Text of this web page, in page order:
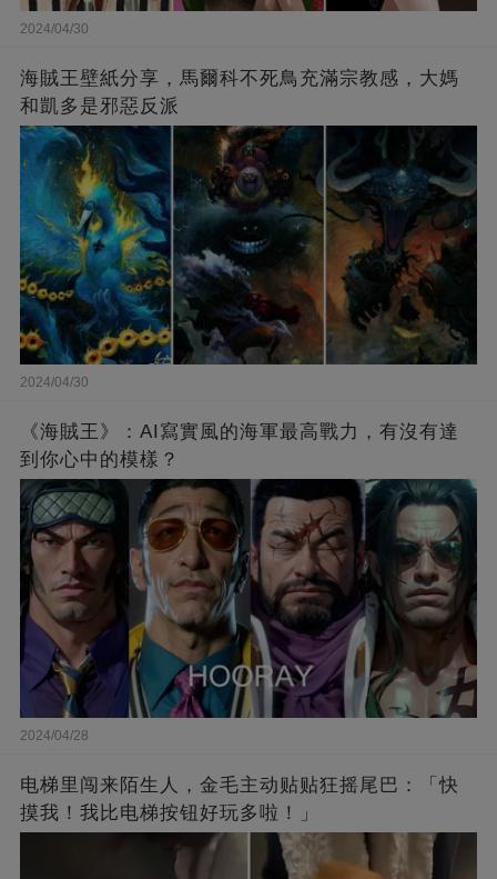
2024/04/30
海賊王壁紙分享，馬爾科不死鳥充滿宗教感，大媽
和凱多是邪惡反派
2024/04/30
《海賊王》：AI寫實風的海軍最高戰力，有沒有達
到你心中的模樣？
2024/04/28
电梯里闯来陌生人，金毛主动贴贴狂摇尾巴：「快
摸我！我比电梯按钮好玩多啦！」